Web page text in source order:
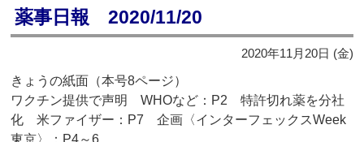
薬事日報 2020/11/20
2020年11月20日 (金)
きょうの紙面（本号8ページ）
ワクチン提供で声明 WHOなど：P2 特許切れ薬を分社
化 米ファイザー：P7 企画〈インターフェックスWeek